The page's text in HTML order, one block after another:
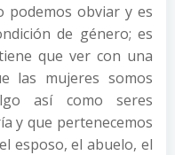
podemos obviar y es
de género; es
que ver con una
las mujeres somos
así como seres
y que pertenecemos
esposo, el abuelo, el